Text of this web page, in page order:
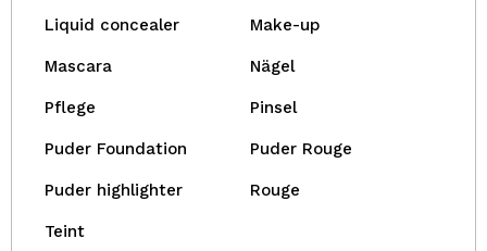
Liquid concealer Make-up
Mascara Nägel
Pflege Pinsel
Puder Foundation Puder Rouge
Puder highlighter Rouge
Teint